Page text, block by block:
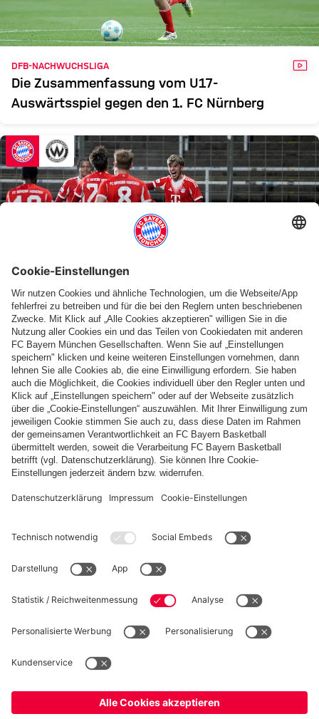
DFB-NACHWUCHSLIGA
Die Zusammenfassung vom U17-
Auswärtsspiel gegen den 1. FC Nürnberg
3:0-HEIMERFOLG
Amateure mit Heimsieg gegen Wacker
Burghausen zum Jahresabschluss
Weitere Inhalte anzeigen
PARTNER
fcbayern.com Basketball
FC Bayern München AG